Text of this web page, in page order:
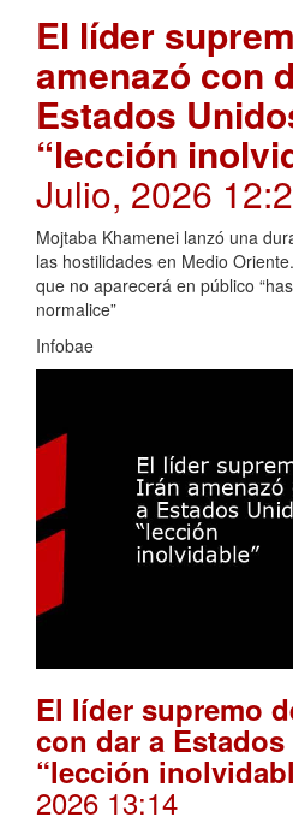
El líder
amenazó con
Estados
“lección
Julio, 2026
Mojtaba Khamenei lanzó una
las hostilidades en Medio
que no aparecerá en público
normalice”
Infobae
El líder supremo
con dar a
“lección
2026 13:14